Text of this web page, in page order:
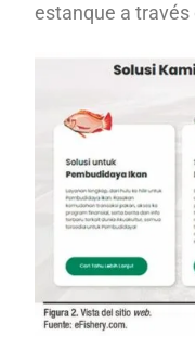
estanque a través